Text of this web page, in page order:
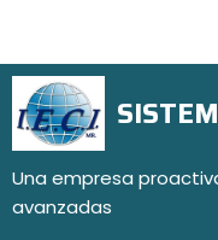
Una empresa
avanzadas